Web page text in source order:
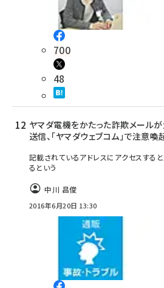
700
48
ヤマダ電機をかたった詐欺メール
送信、「ヤマダウェブコム」で注意喚
記載されているアドレスにアクセスする
るという
中川 昌俊
2016年6月20日 13:30